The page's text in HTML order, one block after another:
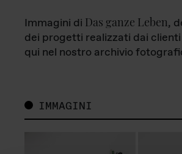
Immagini di Das ganze Leben,
dei progetti realizzati dai
qui nel nostro archivio
IMMAGINI